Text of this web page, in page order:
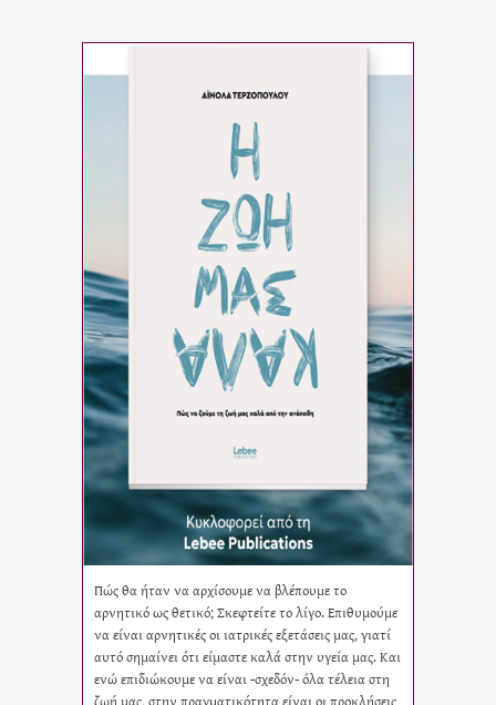
Πώς θα ήταν να αρχίσουμε να βλέπουμε το
αρνητικό ως θετικό; Σκεφτείτε το λίγο. Επιθυμούμε
να είναι αρνητικές οι ιατρικές εξετάσεις μας, γιατί
αυτό σημαίνει ότι είμαστε καλά στην υγεία μας. Και
ενώ επιδιώκουμε να είναι -σχεδόν- όλα τέλεια στη
ζωή μας, στην πραγματικότητα είναι οι προκλήσεις